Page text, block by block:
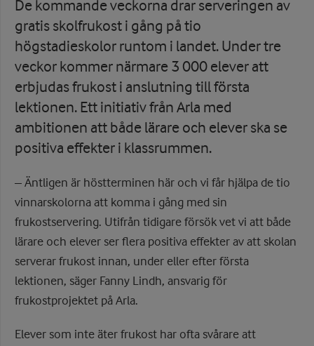
De kommande veckorna drar serveringen av
gratis skolfrukost i gång på tio
högstadieskolor runtom i landet. Under tre
veckor kommer närmare 3 000 elever att
erbjudas frukost i anslutning till första
lektionen. Ett initiativ från Arla med
ambitionen att både lärare och elever ska se
positiva effekter i klassrummen.
– Äntligen är höstterminen här och vi får hjälpa de tio
vinnarskolorna att komma i gång med sin
frukostservering. Utifrån tidigare försök vet vi att både
lärare och elever ser flera positiva effekter av att skolan
serverar frukost innan, under eller efter första
lektionen, säger Fanny Lindh, ansvarig för
frukostprojektet på Arla.
Elever som inte äter frukost har ofta svårare att